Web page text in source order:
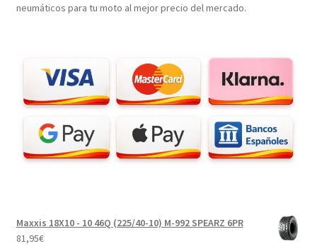
neumáticos para tu moto al mejor precio del mercado.
Maxxis 18X10 - 10 46Q (225/40-10) M-992 SPEARZ 6PR
81,95€